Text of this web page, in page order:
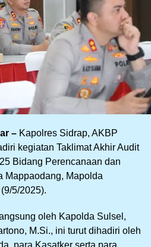
– Kapolres Sidrap, AKBP
kegiatan Taklimat Akhir Audit
Bidang Perencanaan dan
Mappaodang, Mapolda
5/2025).
oleh Kapolda Sulsel,
M.Si., ini turut dihadiri oleh
para Kasatker serta para